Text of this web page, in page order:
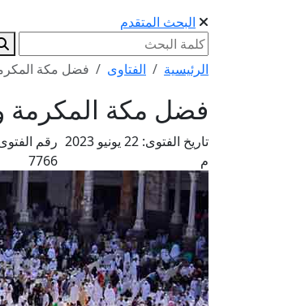
البحث المتقدم
الرئيسية الفتاوى فضل مكة
فضل مكة المكرمة
تاريخ الفتوى:
22 يونيو 2023
م
رقم
7766